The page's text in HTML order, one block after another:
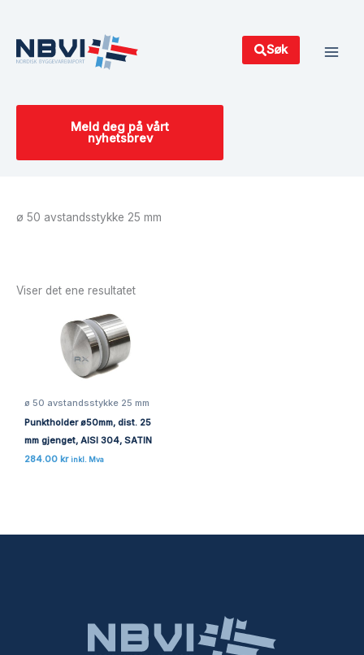
innholdet
Søk
Meld deg på vårt
nyhetsbrev
ø 50 avstandsstykke 25 mm
Viser det ene resultatet
ø 50 avstandsstykke 25 mm
Punktholder ø50mm, dist. 25
mm gjenget, AISI 304, SATIN
284.00 kr inkl. Mva